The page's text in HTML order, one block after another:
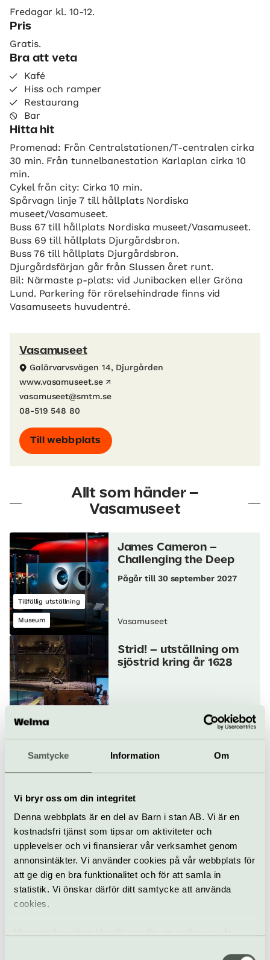
Samtycke Information Om
Vi bryr oss om din integritet
Denna webbplats är en del av Barn i stan AB. Vi är en
kostnadsfri tjänst som tipsar om aktiviteter och
upplevelser och vi finansierar vår verksamhet genom
annonsintäkter. Vi använder cookies på vår webbplats för
att ge dig en bra funktionalitet och för att samla in
statistik. Vi önskar därför ditt samtycke att använda
cookies.
Fredagar kl. 10-12.
Pris
Gratis.
Bra att veta
Kafé
Hiss och ramper
Restaurang
Bar
Hitta hit
Promenad: Från Centralstationen/T-centralen cirka
30 min. Från tunnelbanestation Karlaplan cirka 10
min.
Cykel från city: Cirka 10 min.
Spårvagn linje 7 till hållplats Nordiska
museet/Vasamuseet.
Buss 67 till hållplats Nordiska museet/Vasamuseet.
Buss 69 till hållplats Djurgårdsbron.
Buss 76 till hållplats Djurgårdsbron.
Djurgårdsfärjan går från Slussen året runt.
Bil: Närmaste p-plats: vid Junibacken eller Gröna
Lund. Parkering för rörelsehindrade finns vid
Vasamuseets huvudentré.
Vasamuseet
Galärvarvsvägen 14, Djurgården
www.vasamuseet.se
vasamuseet@smtm.se
08-519 548 80
Till webbplats
Allt som händer –
Vasamuseet
Tillfällig utställning
Museum
James Cameron –
Challenging the Deep
Pågår till 30 september 2027
Vasamuseet
Basutställning
Strid! – utställning om
sjöstrid kring år 1628
Bevara Vasa
Vasamuseet
I liv och död
Vasamuseets trädgård